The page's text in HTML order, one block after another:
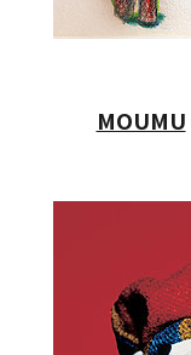
MOUMU